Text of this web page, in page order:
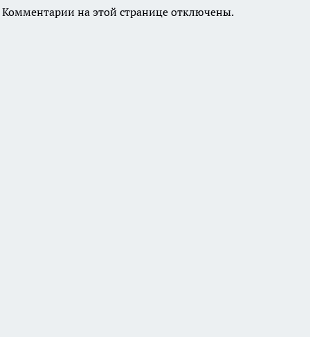
Комментарии на этой странице отключены.